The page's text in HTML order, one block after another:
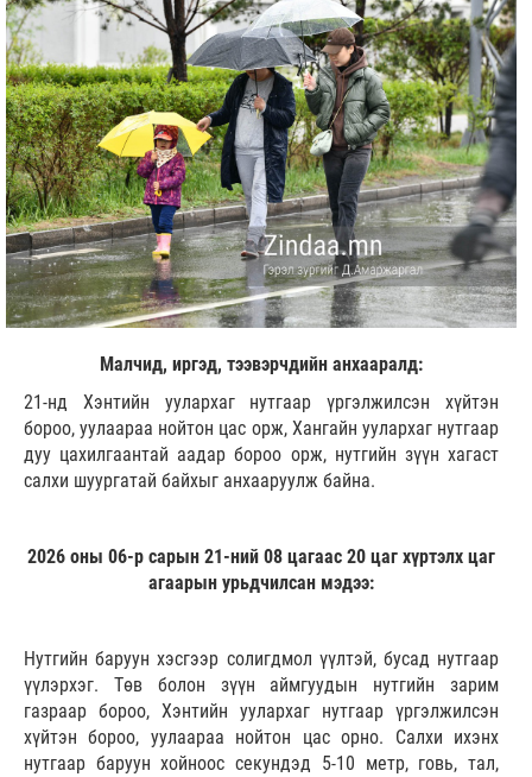
Малчид, иргэд, тээвэрчдийн анхааралд:
21-нд Хэнтийн уулархаг нутгаар үргэлжилсэн хүйтэн
бороо, уулаараа нойтон цас орж, Хангайн уулархаг нутгаар
дуу цахилгаантай аадар бороо орж, нутгийн зүүн хагаст
салхи шуургатай байхыг анхааруулж байна.
2026 оны 06-р сарын 21-ний 08 цагаас 20 цаг хүртэлх цаг
агаарын урьдчилсан мэдээ:
Нутгийн баруун хэсгээр солигдмол үүлтэй, бусад нутгаар
үүлэрхэг. Төв болон зүүн аймгуудын нутгийн зарим
газраар бороо, Хэнтийн уулархаг нутгаар үргэлжилсэн
хүйтэн бороо, уулаараа нойтон цас орно. Салхи ихэнх
нутгаар баруун хойноос секундэд 5-10 метр, говь, тал,